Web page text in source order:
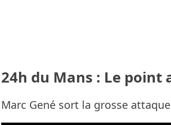
24h du Mans : Le
Marc Gené sort la grosse attaque